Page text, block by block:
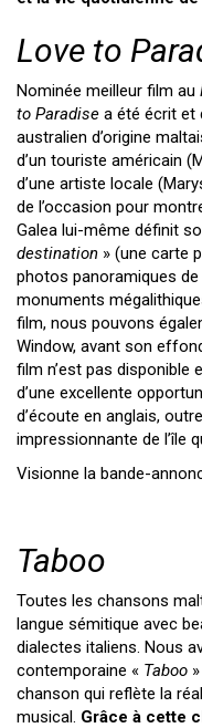
Love to
Nominée meilleur film au
to Paradise a été écrit et
australien d’origine
d’un touriste américain
d’une artiste locale
de l’occasion pour
Galea lui-même définit
destination » (une carte
photos panoramiques
monuments
film, nous pouvons
Window, avant son
film n’est pas disponible
d’une excellente
d’écoute en anglais,
impressionnante de l’île
Visionne la bande-
Taboo
Toutes les chansons
langue sémitique avec
dialectes italiens. Nous
contemporaine « Taboo
chanson qui reflète la
musical. Grâce à cette